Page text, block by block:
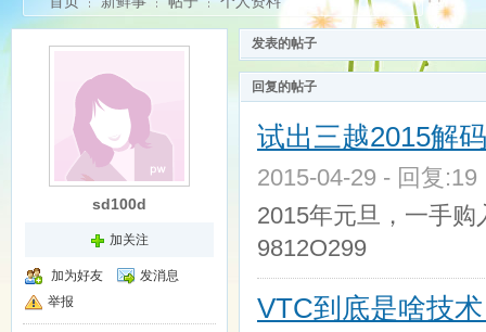
sd100d
加关注
加为好友
发消息
举报
发表的帖子
回复的帖子
试出三越2015解码
2015-04-29 - 回复
2015年元旦，一手
9812O299
VTC到底是啥技